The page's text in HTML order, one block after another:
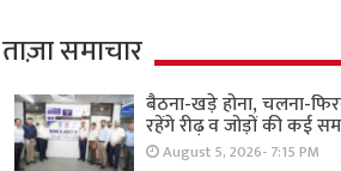
ताज़ा समाचार
बैठना-खड़े होना, चलना-
रहेंगे रीढ़ व जोड़ों की कई
August 5, 2026- 7:15 PM